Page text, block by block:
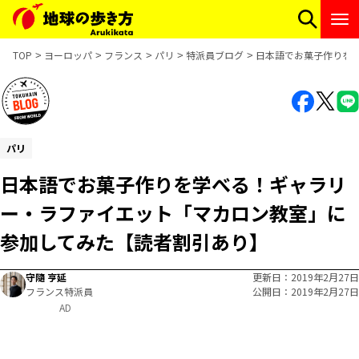
TOP ヨーロッパ フランス パリ 特派員ブログ 日本語でお菓子作りを
パリ
日本語でお菓子作りを学べる！ギャラリ
ー・ラファイエット「マカロン教室」に
参加してみた【読者割引あり】
守隨 亨延
フランス特派員
更新日
2019年2月27日
公開日
2019年2月27日
AD